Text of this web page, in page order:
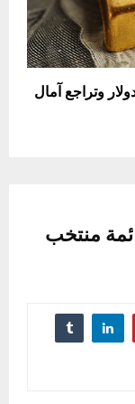
وتراجع آمال
منتخب